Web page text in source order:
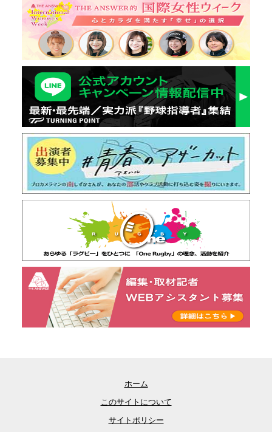
ホーム
このサイトについて
サイトポリシー